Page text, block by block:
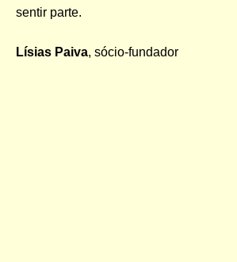
sentir parte.
Lísias Paiva, sócio-fundador